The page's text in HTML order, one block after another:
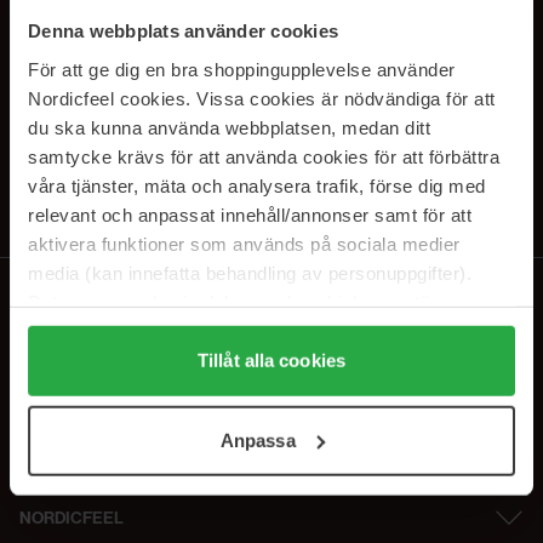
Denna webbplats använder cookies
För att ge dig en bra shoppingupplevelse använder
Nordicfeel cookies. Vissa cookies är nödvändiga för att
du ska kunna använda webbplatsen, medan ditt
samtycke krävs för att använda cookies för att förbättra
våra tjänster, mäta och analysera trafik, förse dig med
relevant och anpassat innehåll/annonser samt för att
aktivera funktioner som används på sociala medier
media (kan innefatta behandling av personuppgifter).
Genom att trycka på "Tillåt alla cookies" accepterar du
alla cookies, medan du under "Detaljer" kan anpassa
användningen av cookies. Du kan när som helst återkalla
samt vår Integritetspolicy.
Tillåt alla cookies
Anpassa
SUBSCRIBE TO OUR
NEWSLETTER
E-postadresse
Ved å abonnere godtar du vårpersonvernerklæring. Du kan melde deg
NORDICFEEL